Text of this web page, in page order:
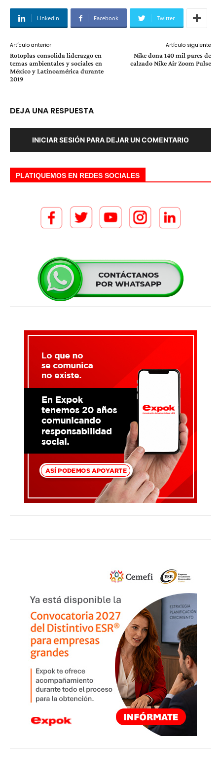
Linkedin Facebook Twitter
Artículo anterior
Rotoplas consolida liderazgo en
temas ambientales y sociales en
México y Latinoamérica durante
2019
Artículo siguiente
Nike dona 140 mil pares de
calzado Nike Air Zoom Pulse
DEJA UNA RESPUESTA
INICIAR SESIÓN PARA DEJAR UN COMENTARIO
PLATIQUEMOS EN REDES SOCIALES